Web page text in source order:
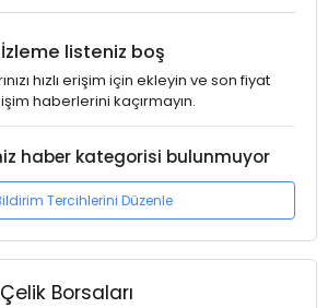
İzleme listeniz boş
hızlı erişim için ekleyin ve son fiyat
haberlerini kaçırmayın.
haber kategorisi bulunmuyor
Tercihlerini Düzenle
Borsaları